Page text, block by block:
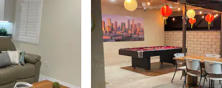
5, 122 Bewertungen